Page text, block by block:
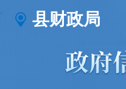
县财政局